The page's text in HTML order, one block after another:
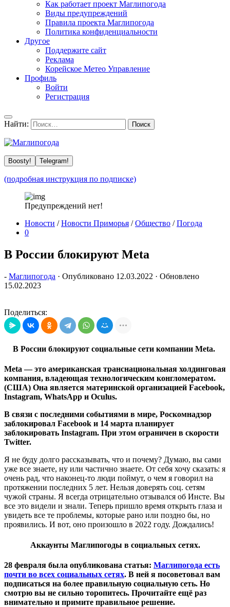
Как работает проект Маглипогода
Виды предупреждений
Правила проекта Маглипогода
Политика конфиденциальности
Другое
Поддержите сайт
Реклама
Корейское Метео Управление
Профиль
Войти
Регистрация
Найти:
Boosty! Telegram!
(подробная инструкция по подписке)
Предупреждений нет!
Новости / Новости Приморья / Общество / Погода
0
В России блокируют Meta
- Маглипогода · Опубликовано 12.03.2022 · Обновлено
15.02.2023
Поделиться:
В России блокируют социальные сети компании Meta.
Meta — это американская транснациональная холдинговая
компания, владеющая технологическим конгломератом.
(США) Она является материнской организацией Facebook,
Instagram, WhatsApp и Oculus.
В связи с последними событиями в мире, Роскомнадзор
заблокировал Facebook и 14 марта планирует
заблокировать Instagram. При этом ограничен в скорости
Twitter.
Я не буду долго рассказывать, что и почему? Думаю, вы сами
уже все знаете, ну или частично знаете. От себя хочу сказать: я
очень рад, что наконец-то люди поймут, о чем я говорил на
протяжении последних 5 лет. Нельзя доверять соц. сетям
чужой страны. Я всегда отрицательно отзывался об Инсте. Вы
все это видели и знали. Теперь пришло время открыть глаза и
увидеть все те проблемы, которые рано или поздно бы, но
проявились. И вот, оно произошло в 2022 году. Дождались!
Аккаунты Маглипогоды в социальных сетях.
28 февраля была опубликована статья: Маглипогода есть
почти во всех социальных сетях. В ней я посоветовал вам
подписаться на более правильную социальную сеть. Но
смотрю вы не сильно торопитесь. Прочитайте ещё раз
внимательно и примите правильное решение.